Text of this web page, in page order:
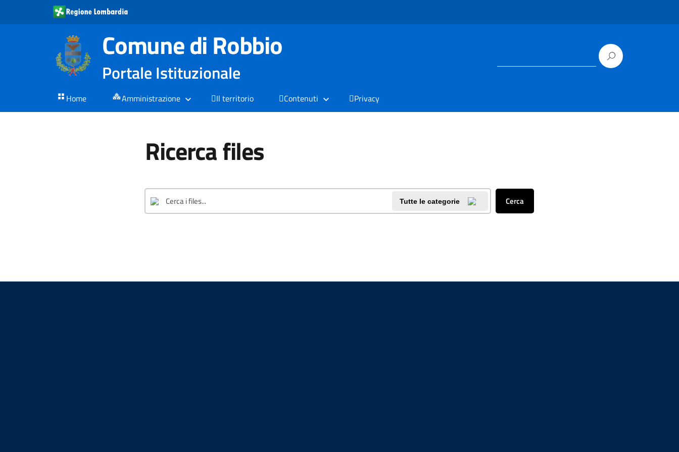
Comune di Robbio
Portale Istituzionale
Home Amministrazione Il territorio Contenuti Privacy
Ricerca files
Tutte le categorie Cerca